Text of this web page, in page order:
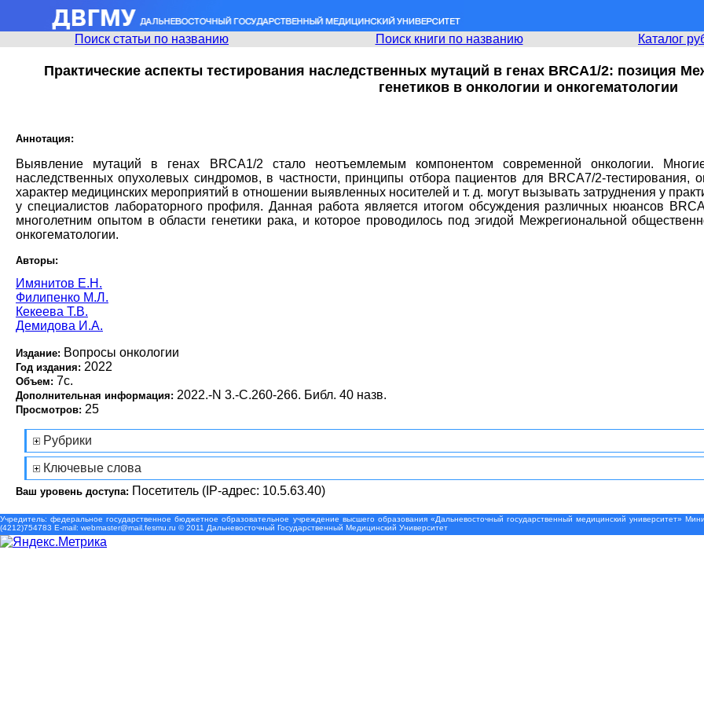
Поиск статьи по названию Поиск книги по названию Каталог
Практические аспекты тестирования наследственных мутаций в генах BRCA1/2: позиция
генетиков в онкологии и онкогематологии
Аннотация:
Выявление мутаций в генах BRCA1/2 стало неотъемлемым компонентом современной онкологии.
наследственных опухолевых синдромов, в частности, принципы отбора пациентов для BRСА7/2-тестирования,
характер медицинских мероприятий в отношении выявленных носителей и т. д. могут вызывать затруднения у
у специалистов лабораторного профиля. Данная работа является итогом обсуждения различных нюансов
многолетним опытом в области генетики рака, и которое проводилось под эгидой Межрегиональной
онкогематологии.
Авторы:
Имянитов Е.Н.
Филипенко М.Л.
Кекеева Т.В.
Демидова И.А.
Издание: Вопросы онкологии
Год издания: 2022
Объем: 7с.
Дополнительная информация: 2022.-N 3.-С.260-266. Библ. 40 назв.
Просмотров: 25
Рубрики
Ключевые слова
Ваш уровень доступа: Посетитель (IP-адрес: 10.5.63.40)
Учредитель: федеральное государственное бюджетное образовательное учреждение высшего образования «Дальневосточный государственный медицинский университет»
(4212)754783 Е-mail: webmaster@mail.fesmu.ru © 2011 Дальневосточный Государственный Медицинский Университет